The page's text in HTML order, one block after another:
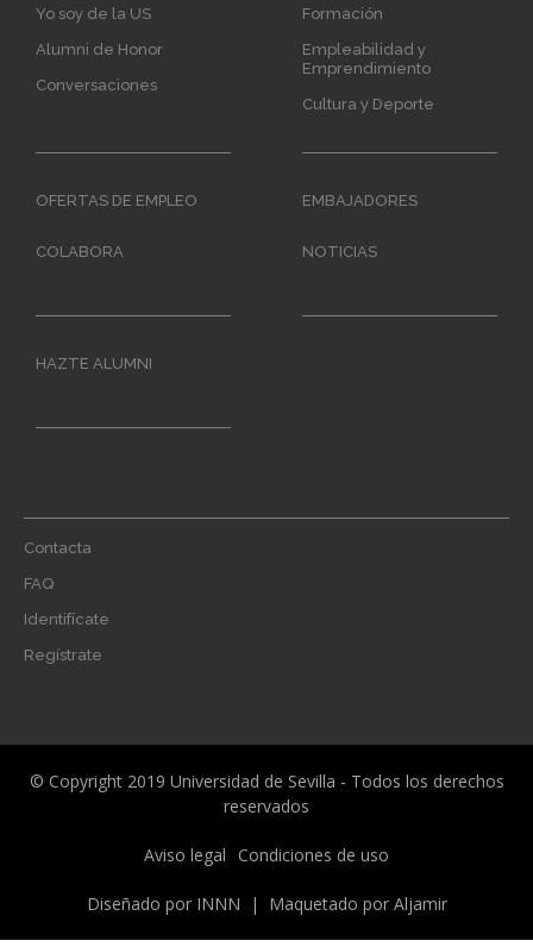
Yo soy de la US
Alumni de Honor
Conversaciones
Formación
Empleabilidad y
Emprendimiento
Cultura y Deporte
OFERTAS DE EMPLEO EMBAJADORES
COLABORA NOTICIAS
HAZTE ALUMNI
Footer
menu
Contacta
FAQ
Identifícate
Regístrate
© Copyright 2019 Universidad de Sevilla - Todos los derechos
reservados
legal
Aviso legal Condiciones de uso
Diseñado por INNN | Maquetado por Aljamir